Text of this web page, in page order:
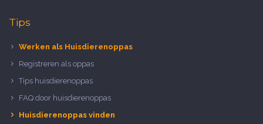
Tips
Werken als Huisdierenoppas
Registreren als oppas
Tips huisdierenoppas
FAQ door huisdierenoppas
Huisdierenoppas vinden